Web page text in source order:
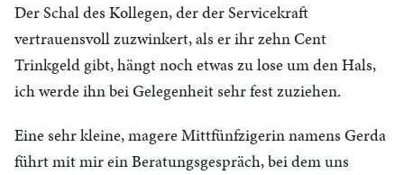
Der Schal des Kollegen, der der Servicekraft
vertrauensvoll zuzwinkert, als er ihr zehn Cent
Trinkgeld gibt, hängt noch etwas zu lose um den Hals,
ich werde ihn bei Gelegenheit sehr fest zuziehen.
Eine sehr kleine, magere Mittfünfzigerin namens Gerda
führt mit mir ein Beratungsgespräch, bei dem uns